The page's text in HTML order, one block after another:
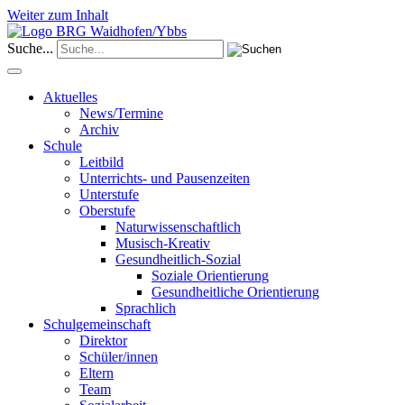
Weiter zum Inhalt
Suche...
Aktuelles
News/Termine
Archiv
Schule
Leitbild
Unterrichts- und Pausenzeiten
Unterstufe
Oberstufe
Naturwissenschaftlich
Musisch-Kreativ
Gesundheitlich-Sozial
Soziale Orientierung
Gesundheitliche Orientierung
Sprachlich
Schulgemeinschaft
Direktor
Schüler/innen
Eltern
Team